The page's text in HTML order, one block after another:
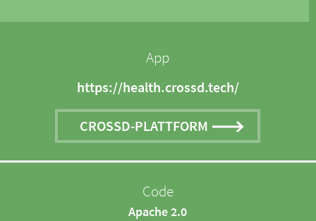
App
https://health.crossd.tech/
CROSSD-PLATTFORM
Code
Apache 2.0